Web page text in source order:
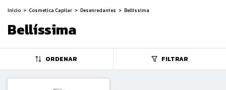
Inicio > Cosmetica Capilar > Desenredantes > Bellíssima
Bellíssima
ORDENAR FILTRAR